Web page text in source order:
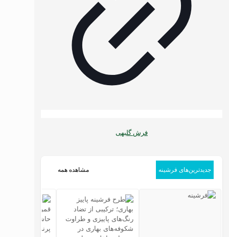
فرش گلبهی
جدیدترین‌های فرشینه مشاهده همه